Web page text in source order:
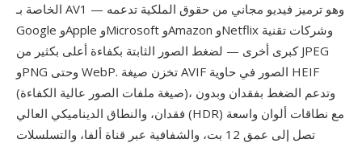
الخاصة بـ AV1 — وهو ترميز فيديو مجاني من حقوق الملكية تدعمه
Google وApple وMicrosoft وAmazon وNetflix وشركات تقنية
كبرى أخرى — لضغط الصور الثابتة بكفاءة أعلى بكثير من JPEG
وPNG وحتى WebP. تخزن صيغة AVIF الصور في حاوية HEIF
(صيغة ملفات الصور عالية الكفاءة)، وتدعم الضغط بفقدان وبدون
فقدان، والنطاق الديناميكي العالي (HDR) مع نطاقات ألوان واسعة
تصل إلى عمق 12 بت، والشفافية عبر قناة ألفا، والتسلسلات